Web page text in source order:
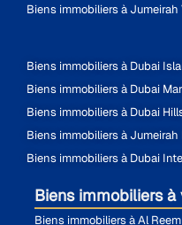
Biens immobiliers à
Biens immobiliers à Dubai
Biens immobiliers à Dubai
Biens immobiliers à Dubai
Biens immobiliers à Jumeirah
Biens immobiliers à Dubai
Biens immobiliers
Biens immobiliers à Al